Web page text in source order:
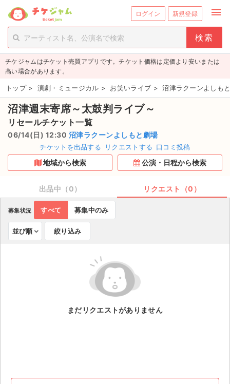
ログイン 新規登録 menu
person_add 新規会員登録
チケットを探す
新着チケット
値下げしたチケット
都道府県からチケットを探す
もうすぐ開催のチケット
取扱チケット
ライブ・コンサート（国内）
演劇・ミュージカル
チケジャムはチケット売買アプリです。チケット価格は定価より安いまたは
高い場合があります。
トップ > 演劇・ミュージカル > お笑いライブ > 沼津ラクーンよしも
沼津週末寄席～太鼓判ライブ～
リセールチケット一覧
06/14(日) 12:30 沼津ラクーンよしもと劇場
チケットを出品する リクエストする 口コミ投稿
地域から検索 公演・日程から検索
出品中（0） リクエスト（0）
募集状況 すべて 募集中のみ
並び順 絞り込み
まだリクエストがありません